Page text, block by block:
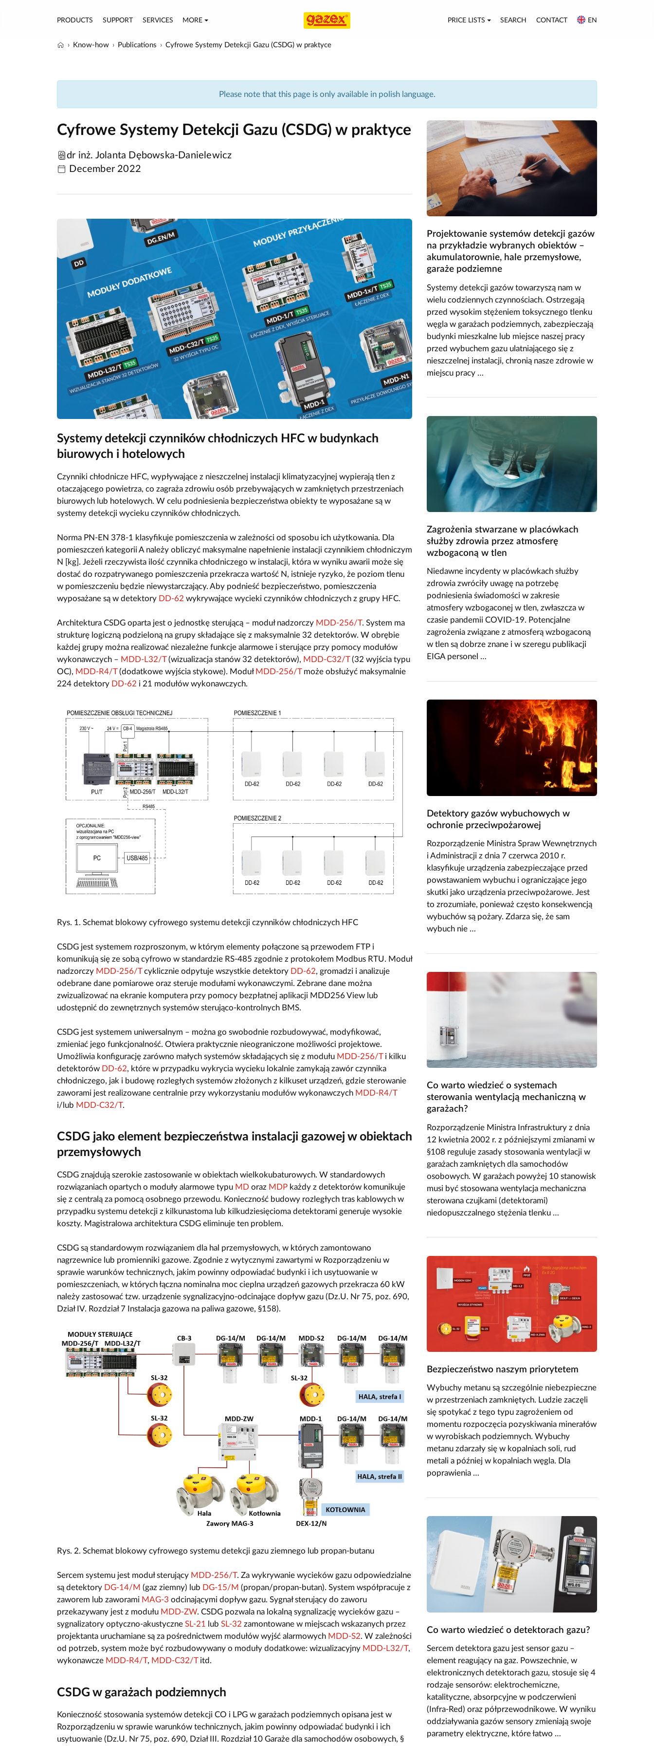
PRODUCTS SUPPORT SERVICES MORE PRICE LISTS SEARCH CONTACT EN
Know-how Publications Cyfrowe Systemy Detekcji Gazu (CSDG) w praktyce
Please note that this page is only available in polish language.
Cyfrowe Systemy Detekcji Gazu (CSDG) w praktyce
dr inż. Jolanta Dębowska-Danielewicz
December 2022
Systemy detekcji czynników chłodniczych HFC w budynkach
biurowych i hotelowych
Czynniki chłodnicze HFC, wypływające z nieszczelnej instalacji klimatyzacyjnej wypierają tlen z
otaczającego powietrza, co zagraża zdrowiu osób przebywających w zamkniętych przestrzeniach
biurowych lub hotelowych. W celu podniesienia bezpieczeństwa obiekty te wyposażane są w
systemy detekcji wycieku czynników chłodniczych.
Norma PN-EN 378-1 klasyfikuje pomieszczenia w zależności od sposobu ich użytkowania. Dla
pomieszczeń kategorii A należy obliczyć maksymalne napełnienie instalacji czynnikiem chłodniczym
N [kg]. Jeżeli rzeczywista ilość czynnika chłodniczego w instalacji, która w wyniku awarii może się
dostać do rozpatrywanego pomieszczenia przekracza wartość N, istnieje ryzyko, że poziom tlenu
w pomieszczeniu będzie niewystarczający. Aby podnieść bezpieczeństwo, pomieszczenia
wyposażane są w detektory DD-62 wykrywające wycieki czynników chłodniczych z grupy HFC.
Architektura CSDG oparta jest o jednostkę sterującą – moduł nadzorczy MDD-256/T. System ma
strukturę logiczną podzieloną na grupy składające się z maksymalnie 32 detektorów. W obrębie
każdej grupy można realizować niezależne funkcje alarmowe i sterujące przy pomocy modułów
wykonawczych – MDD-L32/T(wizualizacja stanów 32 detektorów), MDD-C32/T(32 wyjścia typu
OC), MDD-R4/T(dodatkowe wyjścia stykowe). Moduł MDD-256/Tmoże obsłużyć maksymalnie
224 detektory DD-62 i 21 modułów wykonawczych.
Rys. 1. Schemat blokowy cyfrowego systemu detekcji czynników chłodniczych HFC
CSDG jest systemem rozproszonym, w którym elementy połączone są przewodem FTP i
komunikują się ze sobą cyfrowo w standardzie RS-485 zgodnie z protokołem Modbus RTU. Moduł
nadzorczy MDD-256/Tcyklicznie odpytuje wszystkie detektory DD-62, gromadzi i analizuje
odebrane dane pomiarowe oraz steruje modułami wykonawczymi. Zebrane dane można
zwizualizować na ekranie komputera przy pomocy bezpłatnej aplikacji MDD256 View lub
udostępnić do zewnętrznych systemów sterująco-kontrolnych BMS.
CSDG jest systemem uniwersalnym – można go swobodnie rozbudowywać, modyfikować,
zmieniać jego funkcjonalność. Otwiera praktycznie nieograniczone możliwości projektowe.
Umożliwia konfigurację zarówno małych systemów składających się z modułu MDD-256/Ti kilku
detektorów DD-62, które w przypadku wykrycia wycieku lokalnie zamykają zawór czynnika
chłodniczego, jak i budowę rozległych systemów złożonych z kilkuset urządzeń, gdzie sterowanie
zaworami jest realizowane centralnie przy wykorzystaniu modułów wykonawczych MDD-R4/T
i/lub MDD-C32/T.
CSDG jako element bezpieczeństwa instalacji gazowej w obiektach
przemysłowych
CSDG znajdują szerokie zastosowanie w obiektach wielkokubaturowych. W standardowych
rozwiązaniach opartych o moduły alarmowe typu MD oraz MDP każdy z detektorów komunikuje
się z centralą za pomocą osobnego przewodu. Konieczność budowy rozległych tras kablowych w
przypadku systemu detekcji z kilkunastoma lub kilkudziesięcioma detektorami generuje wysokie
koszty. Magistralowa architektura CSDG eliminuje ten problem.
CSDG są standardowym rozwiązaniem dla hal przemysłowych, w których zamontowano
nagrzewnice lub promienniki gazowe. Zgodnie z wytycznymi zawartymi w Rozporządzeniu w
sprawie warunków technicznych, jakim powinny odpowiadać budynki i ich usytuowanie w
pomieszczeniach, w których łączna nominalna moc cieplna urządzeń gazowych przekracza 60 kW
należy zastosować tzw. urządzenie sygnalizacyjno-odcinające dopływ gazu (Dz.U. Nr 75, poz. 690,
Dział IV. Rozdział 7 Instalacja gazowa na paliwa gazowe, §158).
Rys. 2. Schemat blokowy cyfrowego systemu detekcji gazu ziemnego lub propan-butanu
Sercem systemu jest moduł sterujący MDD-256/T. Za wykrywanie wycieków gazu odpowiedzialne
są detektory DG-14/M (gaz ziemny) lub DG-15/M (propan/propan-butan). System współpracuje z
zaworem lub zaworami MAG-3 odcinającymi dopływ gazu. Sygnał sterujący do zaworu
przekazywany jest z modułu MDD-ZW. CSDG pozwala na lokalną sygnalizację wycieków gazu –
sygnalizatory optyczno-akustyczne SL-21 lub SL-32 zamontowane w miejscach wskazanych przez
projektanta uruchamiane są za pośrednictwem modułów wyjść alarmowych MDD-S2. W zależności
od potrzeb, system może być rozbudowywany o moduły dodatkowe: wizualizacyjny MDD-L32/T,
wykonawcze MDD-R4/T, MDD-C32/Titd.
CSDG w garażach podziemnych
Konieczność stosowania systemów detekcji CO i LPG w garażach podziemnych opisana jest w
Rozporządzeniu w sprawie warunków technicznych, jakim powinny odpowiadać budynki i ich
usytuowanie (Dz.U. Nr 75, poz. 690, Dział III. Rozdział 10 Garaże dla samochodów osobowych, §
Projektowanie systemów detekcji gazów
na przykładzie wybranych obiektów –
akumulatorownie, hale przemysłowe,
garaże podziemne
Systemy detekcji gazów towarzyszą nam w
wielu codziennych czynnościach. Ostrzegają
przed wysokim stężeniem toksycznego tlenku
węgla w garażach podziemnych, zabezpieczają
budynki mieszkalne lub miejsce naszej pracy
przed wybuchem gazu ulatniającego się z
nieszczelnej instalacji, chronią nasze zdrowie w
miejscu pracy …
Zagrożenia stwarzane w placówkach
służby zdrowia przez atmosferę
wzbogaconą w tlen
Niedawne incydenty w placówkach służby
zdrowia zwróciły uwagę na potrzebę
podniesienia świadomości w zakresie
atmosfery wzbogaconej w tlen, zwłaszcza w
czasie pandemii COVID-19. Potencjalne
zagrożenia związane z atmosferą wzbogaconą
w tlen są dobrze znane i w szeregu publikacji
EIGA personel …
Detektory gazów wybuchowych w
ochronie przeciwpożarowej
Rozporządzenie Ministra Spraw Wewnętrznych
i Administracji z dnia 7 czerwca 2010 r.
klasyfikuje urządzenia zabezpieczające przed
powstawaniem wybuchu i ograniczające jego
skutki jako urządzenia przeciwpożarowe. Jest
to zrozumiałe, ponieważ często konsekwencją
wybuchów są pożary. Zdarza się, że sam
wybuch nie …
Co warto wiedzieć o systemach
sterowania wentylacją mechaniczną w
garażach?
Rozporządzenie Ministra Infrastruktury z dnia
12 kwietnia 2002 r. z późniejszymi zmianami w
§108 reguluje zasady stosowania wentylacji w
garażach zamkniętych dla samochodów
osobowych. W garażach powyżej 10 stanowisk
musi być stosowana wentylacja mechaniczna
sterowana czujkami (detektorami)
niedopuszczalnego stężenia tlenku …
Bezpieczeństwo naszym priorytetem
Wybuchy metanu są szczególnie niebezpieczne
w przestrzeniach zamkniętych. Ludzie zaczęli
się spotykać z tego typu zagrożeniem od
momentu rozpoczęcia pozyskiwania minerałów
w wyrobiskach podziemnych. Wybuchy
metanu zdarzały się w kopalniach soli, rud
metali a później w kopalniach węgla. Dla
poprawienia …
Co warto wiedzieć o detektorach gazu?
Sercem detektora gazu jest sensor gazu –
element reagujący na gaz. Powszechnie, w
elektronicznych detektorach gazu, stosuje się 4
rodzaje sensorów: elektrochemiczne,
katalityczne, absorpcyjne w podczerwieni
(Infra-Red) oraz półprzewodnikowe. W wyniku
oddziaływania gazów sensory zmieniają swoje
parametry elektryczne, które łatwo …